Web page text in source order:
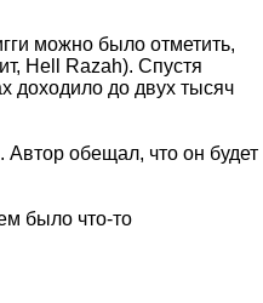
можно было отметить,
Hell Razah). Спустя
доходило до двух тысяч
обещал, что он будет
было что-то